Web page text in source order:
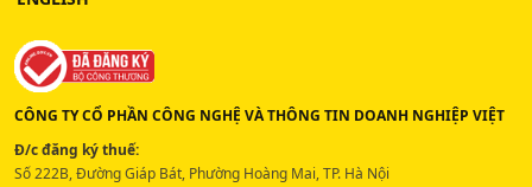
CÔNG TY CỔ PHẦN CÔNG NGHỆ VÀ THÔNG TIN DOANH NGHIỆP VIỆT
Đ/c đăng ký thuế:
Số 222B, Đường Giáp Bát, Phường Hoàng Mai, TP. Hà Nội